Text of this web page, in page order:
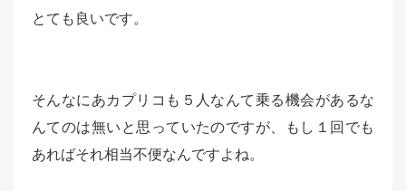
とても良いです。
そんなにあカプリコも５人なんて乗る機会があるな
んてのは無いと思っていたのですが、もし１回でも
あればそれ相当不便なんですよね。